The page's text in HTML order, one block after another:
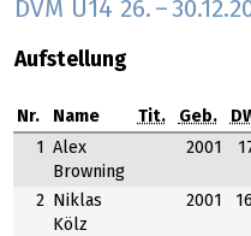
DVM U14 26. –
Aufstellung
Nr. Name Tit. Geb.
1
Alex
Browning
2001
2
Niklas
Kölz
2001